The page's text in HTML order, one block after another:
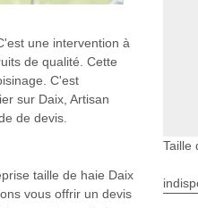
une intervention à
de qualité. Cette
C'est
sur Daix, Artisan
de devis.
taille de haie Daix
vous offrir un devis
Taille